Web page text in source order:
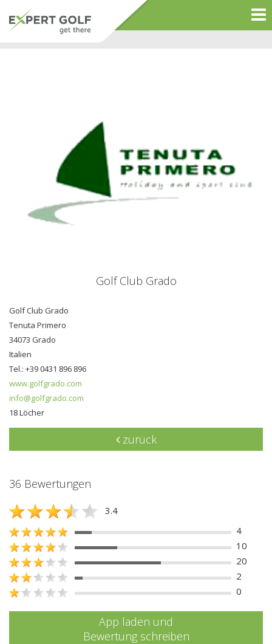
Golf Club Grado
Golf Club Grado
Tenuta Primero
34073 Grado
Italien
Tel.: +39 0431 896 896
www.golfgrado.com
info@golfgrado.com
18 Löcher
zurück
36 Bewertungen
3.4
4
10
20
2
0
App laden und
Bewertung schreiben